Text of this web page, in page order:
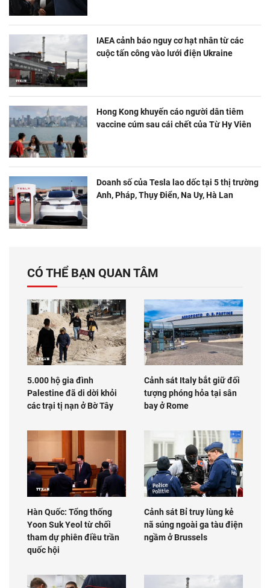
IAEA cảnh báo nguy cơ hạt nhân từ các
cuộc tấn công vào lưới điện Ukraine
Hong Kong khuyến cáo người dân tiêm
vaccine cúm sau cái chết của Từ Hy Viên
Doanh số của Tesla lao dốc tại 5 thị trường
Anh, Pháp, Thụy Điển, Na Uy, Hà Lan
CÓ THỂ BẠN QUAN TÂM
5.000 hộ gia đình
Palestine đã di dời khỏi
các trại tị nạn ở Bờ Tây
Cảnh sát Italy bắt giữ đối
tượng phóng hỏa tại sân
bay ở Rome
Hàn Quốc: Tổng thống
Yoon Suk Yeol từ chối
tham dự phiên điều trần
quốc hội
Cảnh sát Bỉ truy lùng kẻ
nã súng ngoài ga tàu điện
ngầm ở Brussels